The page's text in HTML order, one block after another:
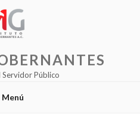
Servidor Público
Menú